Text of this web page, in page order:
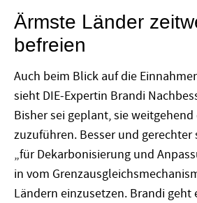
Ärmste Länder
befreien
Auch beim Blick auf die
sieht DIE-Expertin Brandi
Bisher sei geplant, sie
zuzuführen. Besser und gerechter
„für Dekarbonisierung und
in vom
Ländern einzusetzen. Brandi geht